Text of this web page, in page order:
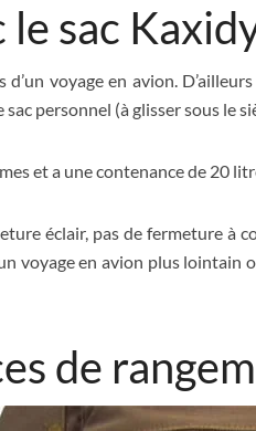
le sac
voyage en avion.
personnel (à glisser sous le
et a une contenance de 20
éclair, pas de fermeture à
voyage en avion plus
de